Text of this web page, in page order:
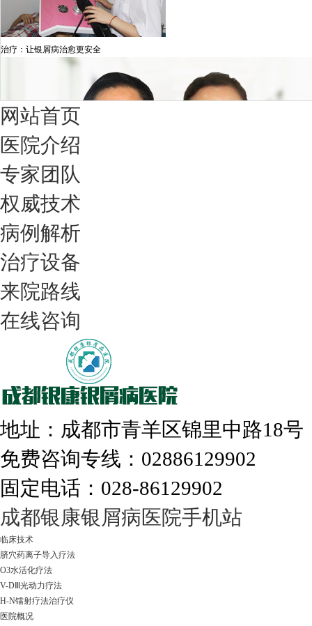
治疗：让银屑病治愈更安全
我们只治银屑病，我们在成都坐诊
308nm激光：银屑病治疗更高效
走进成都：满足您的治愈需求
网站首页
医院介绍
专家团队
权威技术
病例解析
治疗设备
来院路线
在线咨询
地址：成都市青羊区锦里中路18
免费咨询专线：02886129902
固定电话：028-86129902
成都银康银屑病医院手机站
临床技术
脐穴药离子导入疗法
O3水活化疗法
V-DⅢ光动力疗法
H-N镭射疗法治疗仪
医院概况